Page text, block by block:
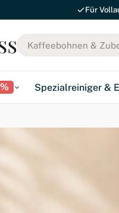
Für
Spezialreiniger &